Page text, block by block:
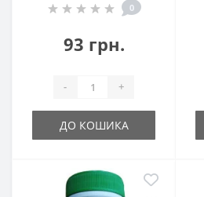
0
93 грн.
- +
ДО КОШИКА